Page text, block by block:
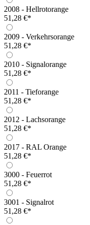
2008 - Hellrotorange
51,28 €*
2009 - Verkehrsorange
51,28 €*
2010 - Signalorange
51,28 €*
2011 - Tieforange
51,28 €*
2012 - Lachsorange
51,28 €*
2017 - RAL Orange
51,28 €*
3000 - Feuerrot
51,28 €*
3001 - Signalrot
51,28 €*